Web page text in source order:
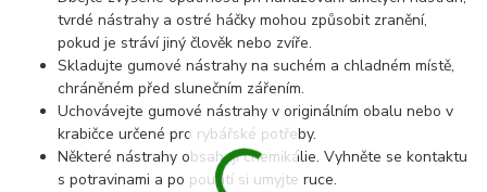
tvrdé nástrahy a ostré háčky mohou způsobit zranění,
pokud je stráví jiný člověk nebo zvíře.
Skladujte gumové nástrahy na suchém a chladném místě,
chráněném před slunečním zářením.
Uchovávejte gumové nástrahy v originálním obalu nebo v
krabičce určené pro rybářské potřeby.
Některé nástrahy obsahují chemikálie. Vyhněte se kontaktu
s potravinami a po použití si umyjte ruce.